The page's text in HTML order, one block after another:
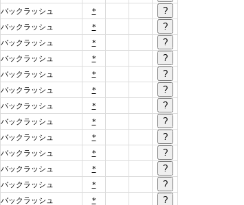
バックラッシュ
*
バックラッシュ
*
バックラッシュ
*
バックラッシュ
*
バックラッシュ
*
バックラッシュ
*
バックラッシュ
*
バックラッシュ
*
バックラッシュ
*
バックラッシュ
*
バックラッシュ
*
バックラッシュ
*
バックラッシュ *